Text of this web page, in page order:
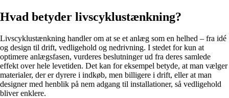
Hvad betyder livscyklustænkning?
Livscyklustænkning handler om at se et anlæg som en helhed – fra idé
og design til drift, vedligehold og nedrivning. I stedet for kun at
optimere anlægsfasen, vurderes beslutninger ud fra deres samlede
effekt over hele levetiden. Det kan for eksempel betyde, at man vælger
materialer, der er dyrere i indkøb, men billigere i drift, eller at man
designer med henblik på nem adgang til installationer, så vedligehold
bliver enklere.